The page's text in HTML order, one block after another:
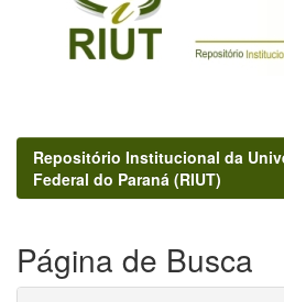
Repositório Institucional da
Federal do Paraná (RIUT)
Página de Busca